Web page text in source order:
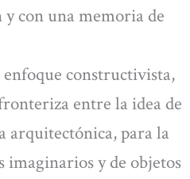
con una memoria de
constructivista,
entre la idea de
arquitectónica, para la
imaginarios y de objetos